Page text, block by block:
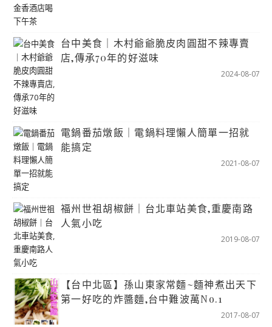
台中美食｜木村爺爺脆皮肉圓甜不辣專賣
店,傳承70年的好滋味
2024-08-07
電鍋番茄燉飯｜電鍋料理懶人簡單一招就
能搞定
2021-08-07
福州世祖胡椒餅｜台北車站美食,重慶南路
人氣小吃
2019-08-07
【台中北區】孫山東家常麵~麵神煮出天下
第一好吃的炸醬麵,台中難波萬No.1
2017-08-07